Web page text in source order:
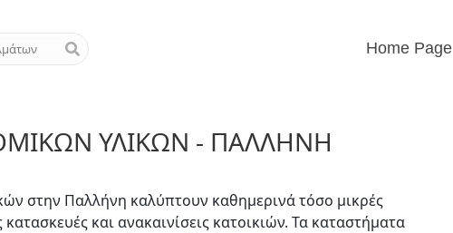
Home Page
ΥΛΙΚΏΝ - ΠΑΛΛΉΝΗ
στην Παλλήνη καλύπτουν καθημερινά τόσο μικρές
και ανακαινίσεις κατοικιών. Τα καταστήματα